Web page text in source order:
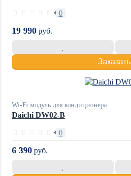
0
19 990 руб.
Заказать
Wi-Fi модуль для кондиционера
Daichi DW02-B
0
6 390 руб.